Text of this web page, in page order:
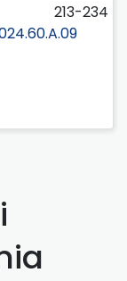
213-234